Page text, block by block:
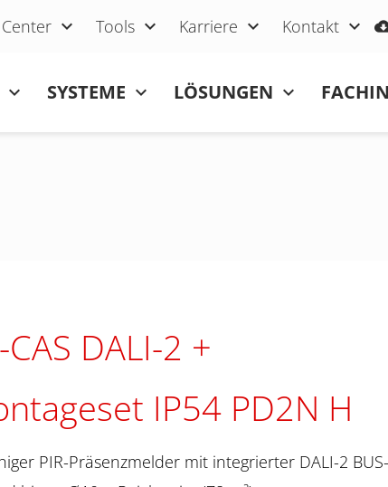
Tools Karriere Kontakt
SYSTEME LÖSUNGEN
DALI-2
IP54 PD2N H
PIR-Präsenzmelder mit integrierter DALI-2